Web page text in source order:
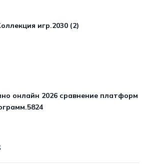
игр.2030 (2)
онлайн 2026 сравнение платформ